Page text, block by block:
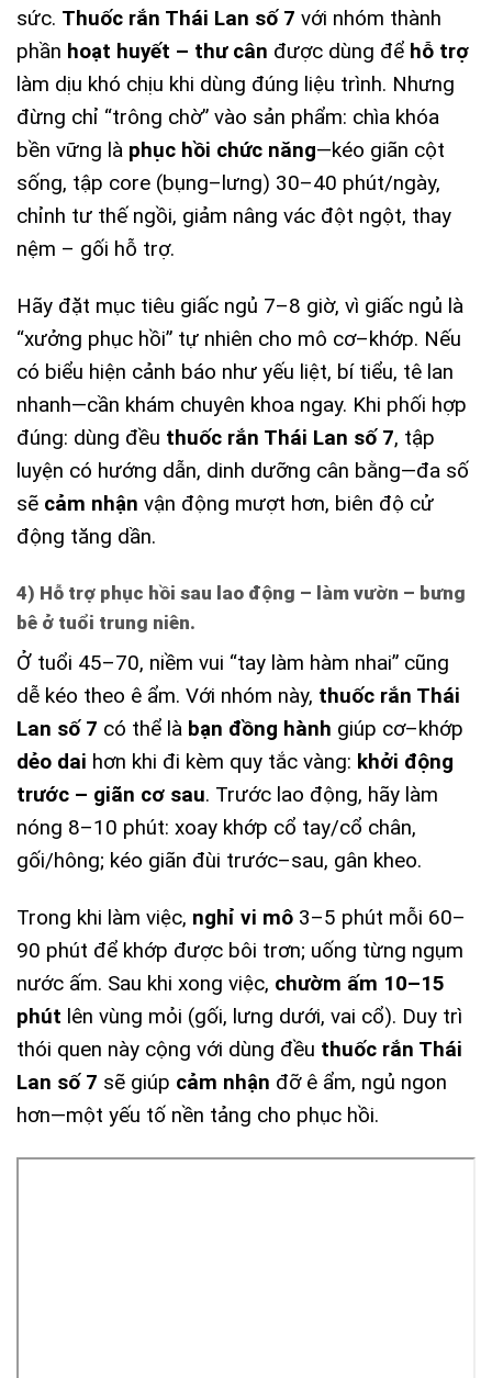
sức. Thuốc rắn Thái Lan số 7 với nhóm thành
phần hoạt huyết – thư cân được dùng để hỗ trợ
làm dịu khó chịu khi dùng đúng liệu trình. Nhưng
đừng chỉ “trông chờ” vào sản phẩm: chìa khóa
bền vững là phục hồi chức năng—kéo giãn cột
sống, tập core (bụng–lưng) 30–40 phút/ngày,
chỉnh tư thế ngồi, giảm nâng vác đột ngột, thay
nệm – gối hỗ trợ.
Hãy đặt mục tiêu giấc ngủ 7–8 giờ, vì giấc ngủ là
“xưởng phục hồi” tự nhiên cho mô cơ–khớp. Nếu
có biểu hiện cảnh báo như yếu liệt, bí tiểu, tê lan
nhanh—cần khám chuyên khoa ngay. Khi phối hợp
đúng: dùng đều thuốc rắn Thái Lan số 7, tập
luyện có hướng dẫn, dinh dưỡng cân bằng—đa số
sẽ cảm nhận vận động mượt hơn, biên độ cử
động tăng dần.
4) Hỗ trợ phục hồi sau lao động – làm vườn – bưng
bê ở tuổi trung niên.
Ở tuổi 45–70, niềm vui “tay làm hàm nhai” cũng
dễ kéo theo ê ẩm. Với nhóm này, thuốc rắn Thái
Lan số 7 có thể là bạn đồng hành giúp cơ–khớp
dẻo dai hơn khi đi kèm quy tắc vàng: khởi động
trước – giãn cơ sau. Trước lao động, hãy làm
nóng 8–10 phút: xoay khớp cổ tay/cổ chân,
gối/hông; kéo giãn đùi trước–sau, gân kheo.
Trong khi làm việc, nghỉ vi mô 3–5 phút mỗi 60–
90 phút để khớp được bôi trơn; uống từng ngụm
nước ấm. Sau khi xong việc, chườm ấm 10–15
phút lên vùng mỏi (gối, lưng dưới, vai cổ). Duy trì
thói quen này cộng với dùng đều thuốc rắn Thái
Lan số 7 sẽ giúp cảm nhận đỡ ê ẩm, ngủ ngon
hơn—một yếu tố nền tảng cho phục hồi.